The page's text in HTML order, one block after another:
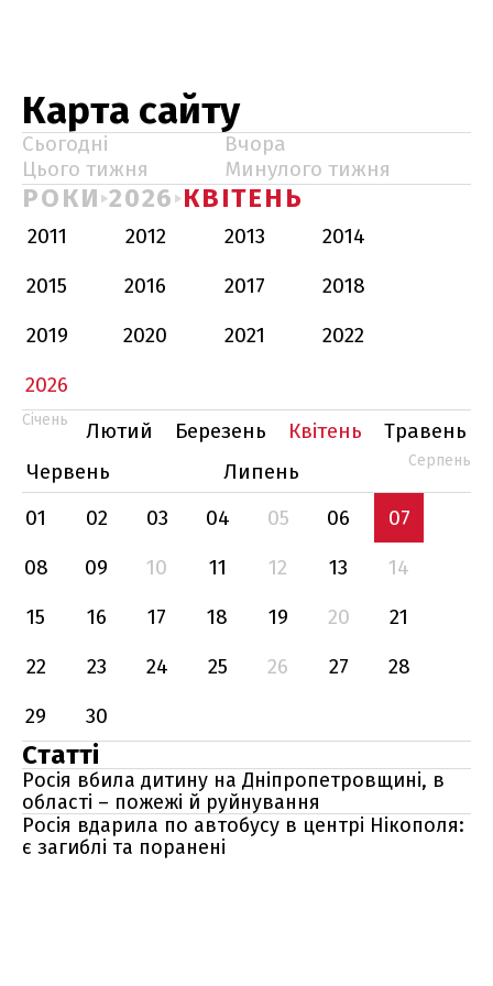
Карта сайту
Сьогодні
Вчора
Цього тижня
Минулого тижня
РОКИ 2026 КВІТЕНЬ
2011 2012 2013
2014
2015
2016 2017
2018
2019
2020 2021
2022
2026
Січень Лютий Березень Квітень
Травень
Червень
Липень Серпень
01 02 03 04 05 06
07
08
09 10 11 12 13
14
15
16 17 18 19 20
21
22
23 24 25 26 27
28
29
30
Статті
Росія вбила дитину на Дніпропетровщині, в
області – пожежі й руйнування
Росія вдарила по автобусу в центрі Нікополя:
є загиблі та поранені